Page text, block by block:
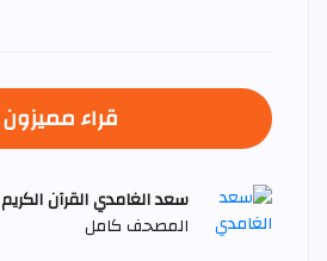
قراء مميزون
سعد الغامدي القرآن الكريم mp3
المصحف كامل